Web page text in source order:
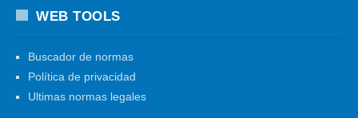
WEB TOOLS
Buscador de normas
Política de privacidad
Ultimas normas legales